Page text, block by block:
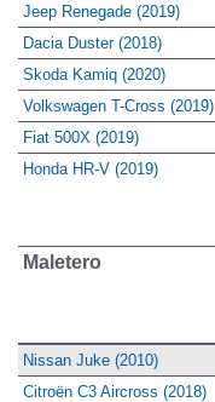
Jeep Renegade (2019)
Dacia Duster (2018)
Skoda Kamiq (2020)
Volkswagen T-Cross (2019)
Fiat 500X (2019)
Honda HR-V (2019)
Maletero
Nissan Juke (2010)
Citroën C3 Aircross (2018)